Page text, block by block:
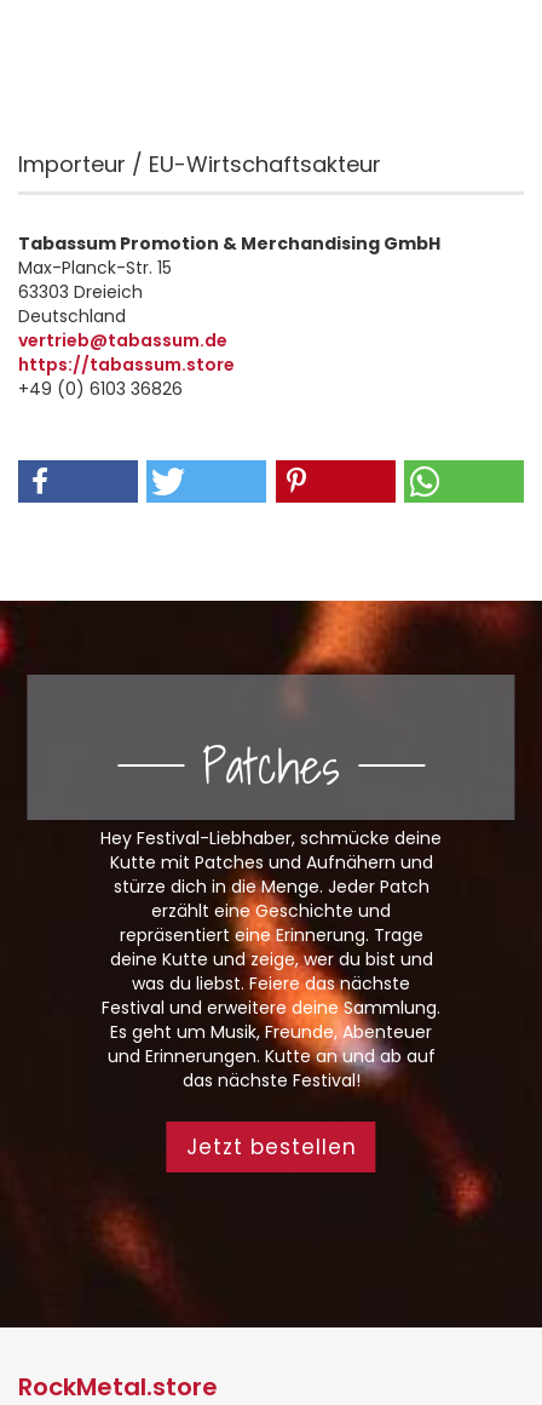
Importeur / EU-Wirtschaftsakteur
Tabassum Promotion & Merchandising GmbH
Max-Planck-Str. 15
63303 Dreieich
Deutschland
vertrieb@tabassum.de
https://tabassum.store
+49 (0) 6103 36826
Patches
Hey Festival-Liebhaber, schmücke deine
Kutte mit Patches und Aufnähern und
stürze dich in die Menge. Jeder Patch
erzählt eine Geschichte und
repräsentiert eine Erinnerung. Trage
deine Kutte und zeige, wer du bist und
was du liebst. Feiere das nächste
Festival und erweitere deine Sammlung.
Es geht um Musik, Freunde, Abenteuer
und Erinnerungen. Kutte an und ab auf
das nächste Festival!
Jetzt bestellen
RockMetal.store